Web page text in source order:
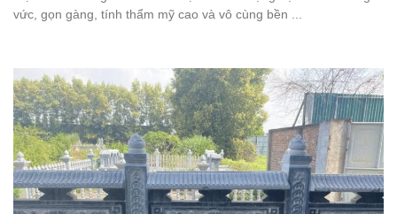
vức, gọn gàng, tính thẩm mỹ cao và vô cùng bền ...